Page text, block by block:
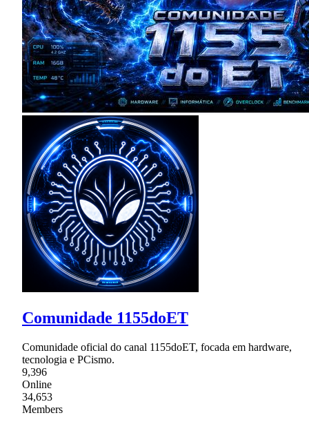
Comunidade 1155doET
Comunidade oficial do canal 1155doET, focada em hardware,
tecnologia e PCismo.
9,396
Online
34,653
Members